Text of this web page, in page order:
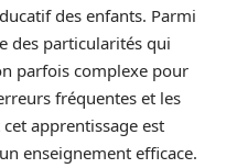
des enfants. Parmi
des particularités qui
parfois complexe pour
fréquentes et les
apprentissage est
enseignement efficace.